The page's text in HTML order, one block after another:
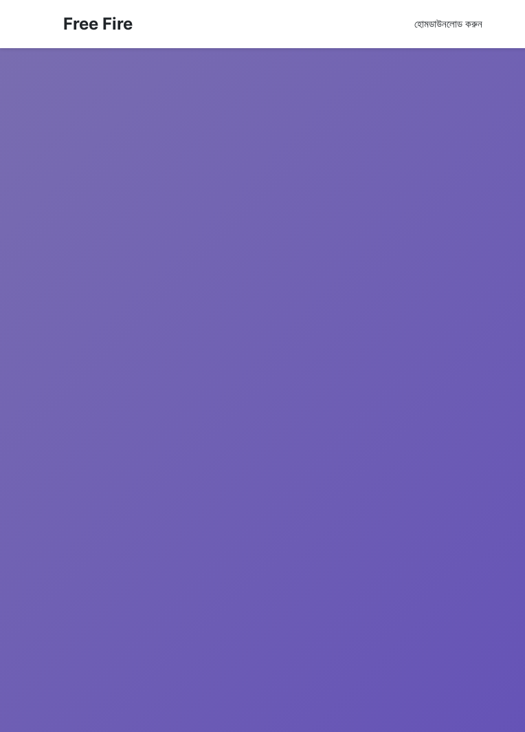
Free Fire হোমডাউনলোড করুন